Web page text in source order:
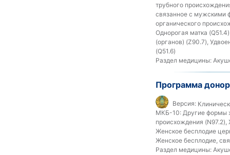
трубного
связанное с мужскими
органического
Однорогая матка
(органов) (Z90.7),
(Q51.6)
Раздел медицины:
Программа
Версия:
МКБ-10: Другие формы
происхождения (N97.2),
Женское бесплодие
Женское бесплодие,
Раздел медицины: